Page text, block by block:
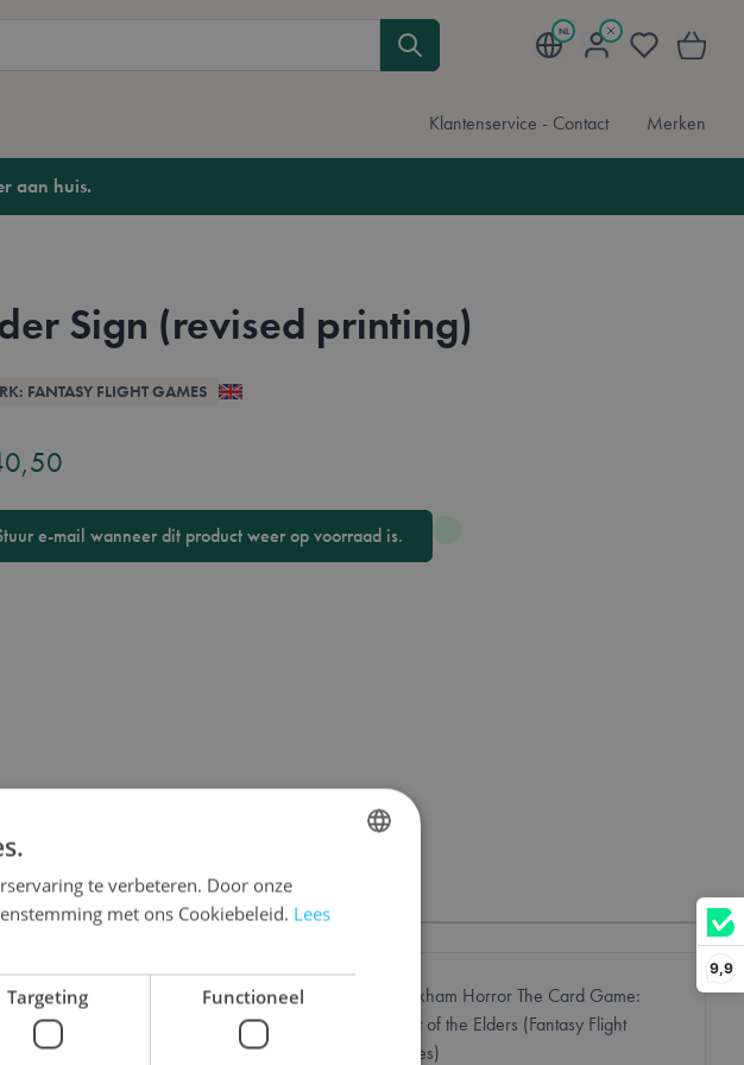
9,9
NL
Mijn accountVerlanglijst
Klantenservice - Contact Merken
aan huis.
Sign (revised printing)
FANTASY FLIGHT GAMES Available in these languages:
Engels
e-mail wanneer dit product weer op voorraad is.
Eldritch Horror: Forsaken Lore
ENGLISH
te verbeteren. Door onze
met ons Cookiebeleid. Lees
Targeting Functioneel